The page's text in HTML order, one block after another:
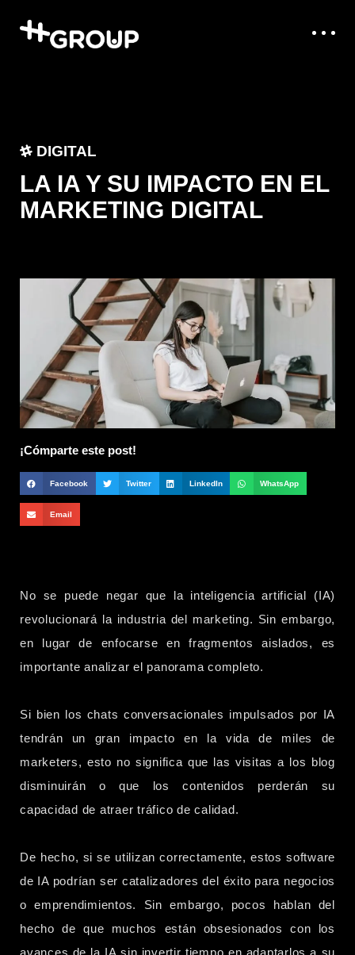
DIGITAL
LA IA Y SU IMPACTO EN EL
MARKETING DIGITAL
¡Cómparte este post!
Facebook Twitter LinkedIn WhatsApp
Email
No se puede negar que la inteligencia artificial (IA)
revolucionará la industria del marketing. Sin embargo,
en lugar de enfocarse en fragmentos aislados, es
importante analizar el panorama completo.
Si bien los chats conversacionales impulsados por IA
tendrán un gran impacto en la vida de miles de
marketers, esto no significa que las visitas a los blog
disminuirán o que los contenidos perderán su
capacidad de atraer tráfico de calidad.
De hecho, si se utilizan correctamente, estos software
de IA podrían ser catalizadores del éxito para negocios
o emprendimientos. Sin embargo, pocos hablan del
hecho de que muchos están obsesionados con los